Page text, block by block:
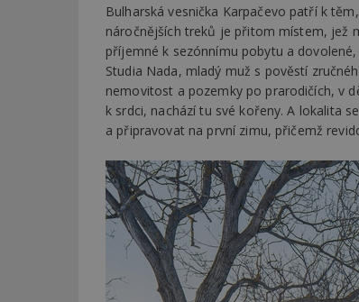
Bulharská vesnička Karpačevo patří k
náročnějších treků je přitom místem, jež
příjemné k sezónnímu pobytu a
Studia Nada, mladý muž s pověstí
nemovitost a pozemky po prarodičích, v
k srdci, nachází tu své kořeny. A lokalita
a připravovat na první zimu, přičemž